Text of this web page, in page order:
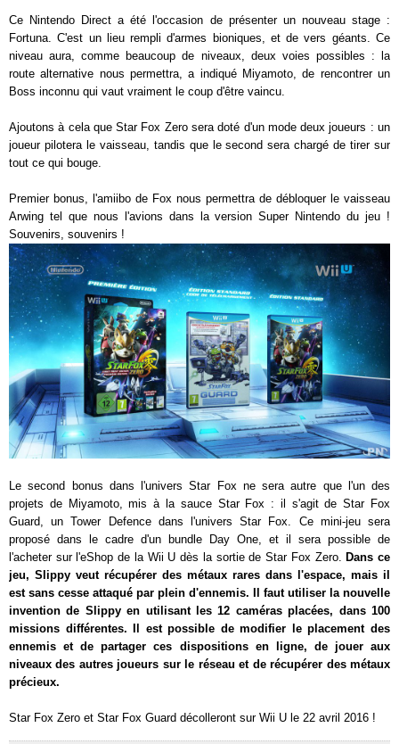
Ce Nintendo Direct a été l'occasion de présenter un nouveau stage :
Fortuna. C'est un lieu rempli d'armes bioniques, et de vers géants. Ce
niveau aura, comme beaucoup de niveaux, deux voies possibles : la
route alternative nous permettra, a indiqué Miyamoto, de rencontrer un
Boss inconnu qui vaut vraiment le coup d'être vaincu.
Ajoutons à cela que Star Fox Zero sera doté d'un mode deux joueurs : un
joueur pilotera le vaisseau, tandis que le second sera chargé de tirer sur
tout ce qui bouge.
Premier bonus, l'amiibo de Fox nous permettra de débloquer le vaisseau
Arwing tel que nous l'avions dans la version Super Nintendo du jeu !
Souvenirs, souvenirs !
Le second bonus dans l'univers Star Fox ne sera autre que l'un des
projets de Miyamoto, mis à la sauce Star Fox : il s'agit de Star Fox
Guard, un Tower Defence dans l'univers Star Fox. Ce mini-jeu sera
proposé dans le cadre d'un bundle Day One, et il sera possible de
l'acheter sur l'eShop de la Wii U dès la sortie de Star Fox Zero.
Dans ce
jeu, Slippy veut récupérer des métaux rares dans l'espace, mais il
est sans cesse attaqué par plein d'ennemis. Il faut utiliser la nouvelle
invention de Slippy en utilisant les 12 caméras placées, dans 100
missions différentes. Il est possible demodifier le placement des
ennemis et de partager ces dispositions en ligne, dejouer aux
niveaux des autres joueurs sur le réseau et de récupérer des métaux
précieux.
Star Fox Zero et Star Fox Guard décolleront sur Wii U le 22 avril 2016 !